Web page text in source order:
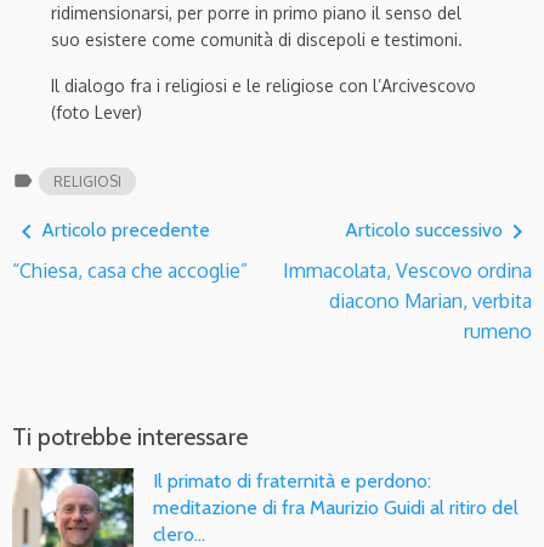
ridimensionarsi, per porre in primo piano il senso del
suo esistere come comunità di discepoli e testimoni.
Il dialogo fra i religiosi e le religiose con l’Arcivescovo
(foto Lever)
label RELIGIOSI
navigate_before Articolo precedente
“Chiesa, casa che accoglie”
Articolo successivo navigate_next
Immacolata, Vescovo ordina
diacono Marian, verbita
rumeno
Ti potrebbe interessare
Il primato di fraternità e perdono:
meditazione di fra Maurizio Guidi al ritiro del
clero…